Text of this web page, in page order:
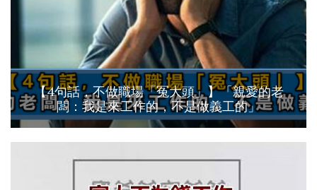
【4句話，不做職場「冤大頭」】「親愛的老
闆：我是來工作的，不是做義工的」